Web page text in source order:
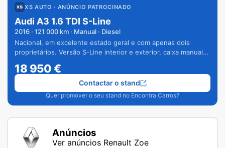
XS AUTO · ANÚNCIO PATROCINADO
Audi A3 1.6 TDI S-Line
2016 · 121 000 km · Manual · Diesel
Nacional, em excelente estado geral e com apenas dois
proprietários. Versão S-Line interior e exterior, caixa manual
18 950€
Quer promover o seu stand no Encontra Carros?
Contactar o stand
Anúncios
Ver anúncios Renault Zoe